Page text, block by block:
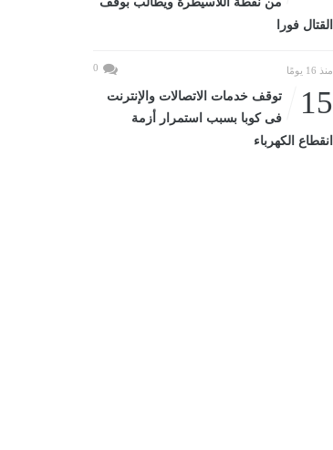
القتال فورا
منذ 16 يومًا 0
15
توقف خدمات الاتصالات والإنترنت
فى كوبا بسبب استمرار أزمة
انقطاع الكهرباء